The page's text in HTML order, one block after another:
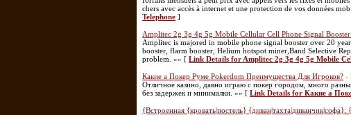
chers avec accès à internet et une protection de vos données
Telephone ]
Amplitec 2g 3g 4g 5g Mobile Cellular Cell Phone Signal
Amplitec is majored in mobile phone signal booster over 20
booster, flarm booster, Helium hotspot miner,Band Selective
problem. »» [ Link Details for Amplitec 2g 3g 4g 5g Mobile
Какие а Покер Руме Pokerdom Преимущества Для Игроков? -
Отличное казино, давно играю с покер городом, много
без задержек и минималки. »» [ Link Details for Какие а
{Встроенная {кровать|постель}